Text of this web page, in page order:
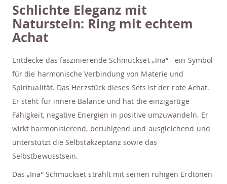
Schlichte Eleganz mit
Naturstein: Ring mit echtem
Achat
Entdecke das faszinierende Schmuckset „Ina“ - ein Symbol
für die harmonische Verbindung von Materie und
Spiritualität. Das Herzstück dieses Sets ist der rote Achat.
Er steht für innere Balance und hat die einzigartige
Fähigkeit, negative Energien in positive umzuwandeln. Er
wirkt harmonisierend, beruhigend und ausgleichend und
unterstützt die Selbstakzeptanz sowie das
Selbstbewusstsein.
Das „Ina“ Schmuckset strahlt mit seinen ruhigen Erdtönen